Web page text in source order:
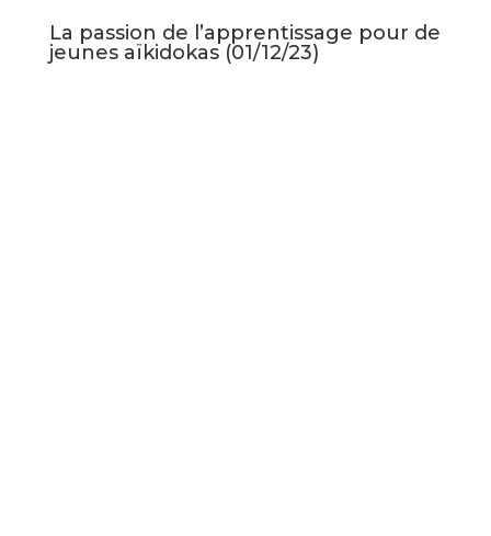
La passion de l’apprentissage pour de
jeunes aïkidokas (01/12/23)